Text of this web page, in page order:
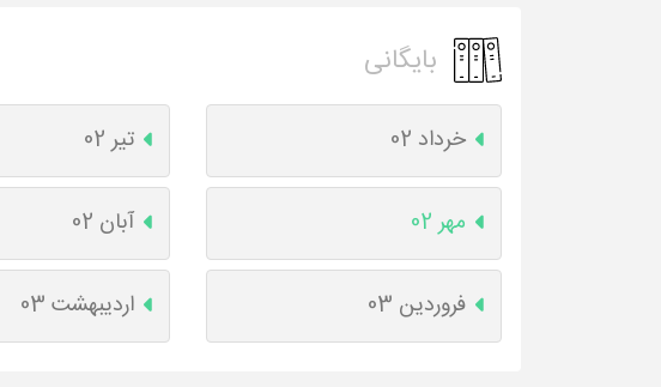
بایگانی
خرداد 02 تیر 02
مهر 02 آبان 02
فروردین 03 اردیبهشت 03